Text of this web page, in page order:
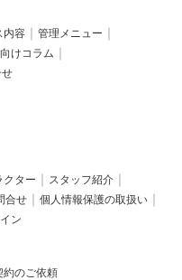
内容
管理メニュー
けコラム
クター
スタッフ紹介
合せ
個人情報保護の取扱い
ン
約のご依頼